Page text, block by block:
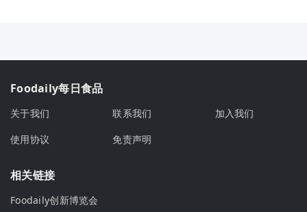
Foodaily每日食品
关于我们 联系我们
加入我们
使用协议
免责声明
相关链接
Foodaily创新博览会